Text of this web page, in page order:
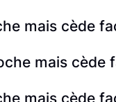
mais cède
mais cède
mais cède